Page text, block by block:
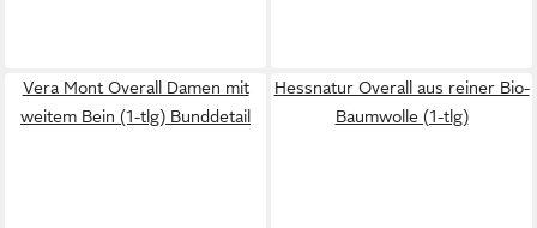
Vera Mont Overall Damen mit
weitem Bein (1-tlg) Bunddetail
Hessnatur Overall aus reiner Bio-
Baumwolle (1-tlg)